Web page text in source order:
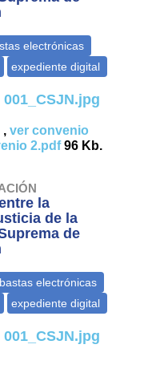
001_CSJN.jpg
,ver convenio
2.pdf96 Kb.
la
de la
de
001_CSJN.jpg